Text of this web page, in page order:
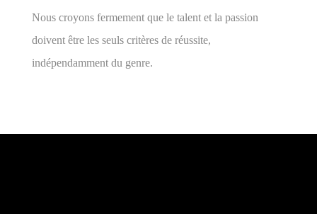
Nous croyons fermement que le talent et la passion
doivent être les seuls critères de réussite,
indépendamment du genre.